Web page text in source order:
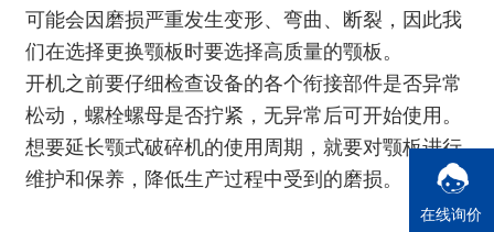
可能会因磨损严重发生变形、弯曲、断裂，因此我
们在选择更换颚板时要选择高质量的颚板。
开机之前要仔细检查设备的各个衔接部件是否异常
松动，螺栓螺母是否拧紧，无异常后可开始使用。
想要延长颚式破碎机的使用周期，就要对颚板进行
维护和保养，降低生产过程中受到的磨损。
在线询价